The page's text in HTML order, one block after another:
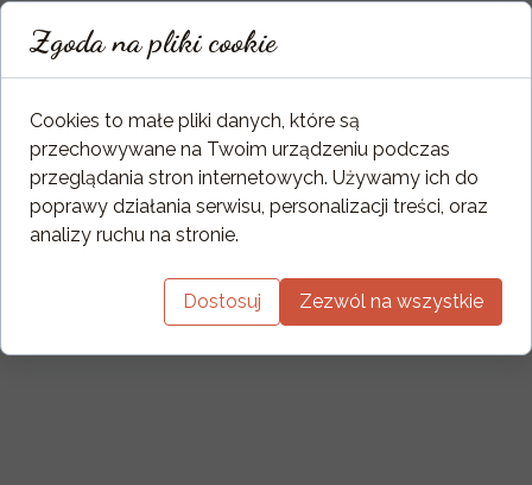
Zgoda na pliki cookie
Cookies to małe pliki danych, które są
przechowywane na Twoim urządzeniu podczas
przeglądania stron internetowych. Używamy ich do
poprawy działania serwisu, personalizacji treści, oraz
analizy ruchu na stronie.
Dostosuj Zezwól na wszystkie